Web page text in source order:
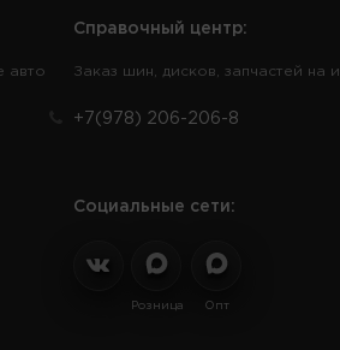
авто
Справочный центр:
Заказ шин, дисков, запчастей на
+7(978) 206-206-8
Социальные сети:
Розница Опт